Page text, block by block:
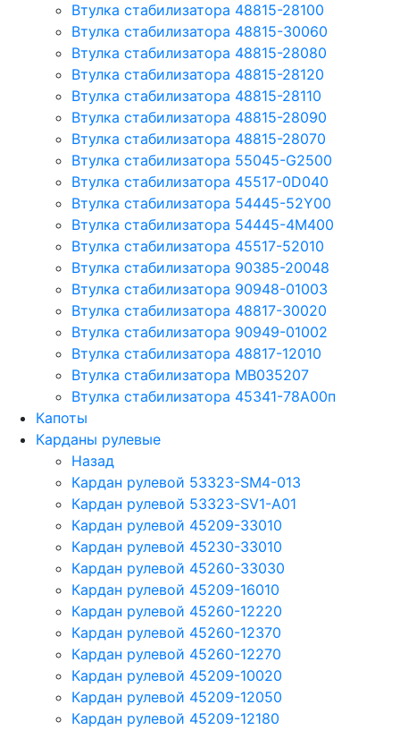
Втулка стабилизатора 48815-28100
Втулка стабилизатора 48815-30060
Втулка стабилизатора 48815-28080
Втулка стабилизатора 48815-28120
Втулка стабилизатора 48815-28110
Втулка стабилизатора 48815-28090
Втулка стабилизатора 48815-28070
Втулка стабилизатора 55045-G2500
Втулка стабилизатора 45517-0D040
Втулка стабилизатора 54445-52Y00
Втулка стабилизатора 54445-4M400
Втулка стабилизатора 45517-52010
Втулка стабилизатора 90385-20048
Втулка стабилизатора 90948-01003
Втулка стабилизатора 48817-30020
Втулка стабилизатора 90949-01002
Втулка стабилизатора 48817-12010
Втулка стабилизатора MB035207
Втулка стабилизатора 45341-78A00п
Капоты
Карданы рулевые
Назад
Кардан рулевой 53323-SM4-013
Кардан рулевой 53323-SV1-A01
Кардан рулевой 45209-33010
Кардан рулевой 45230-33010
Кардан рулевой 45260-33030
Кардан рулевой 45209-16010
Кардан рулевой 45260-12220
Кардан рулевой 45260-12370
Кардан рулевой 45260-12270
Кардан рулевой 45209-10020
Кардан рулевой 45209-12050
Кардан рулевой 45209-12180